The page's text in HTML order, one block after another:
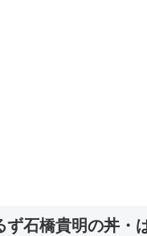
ず石橋貴明の丼・